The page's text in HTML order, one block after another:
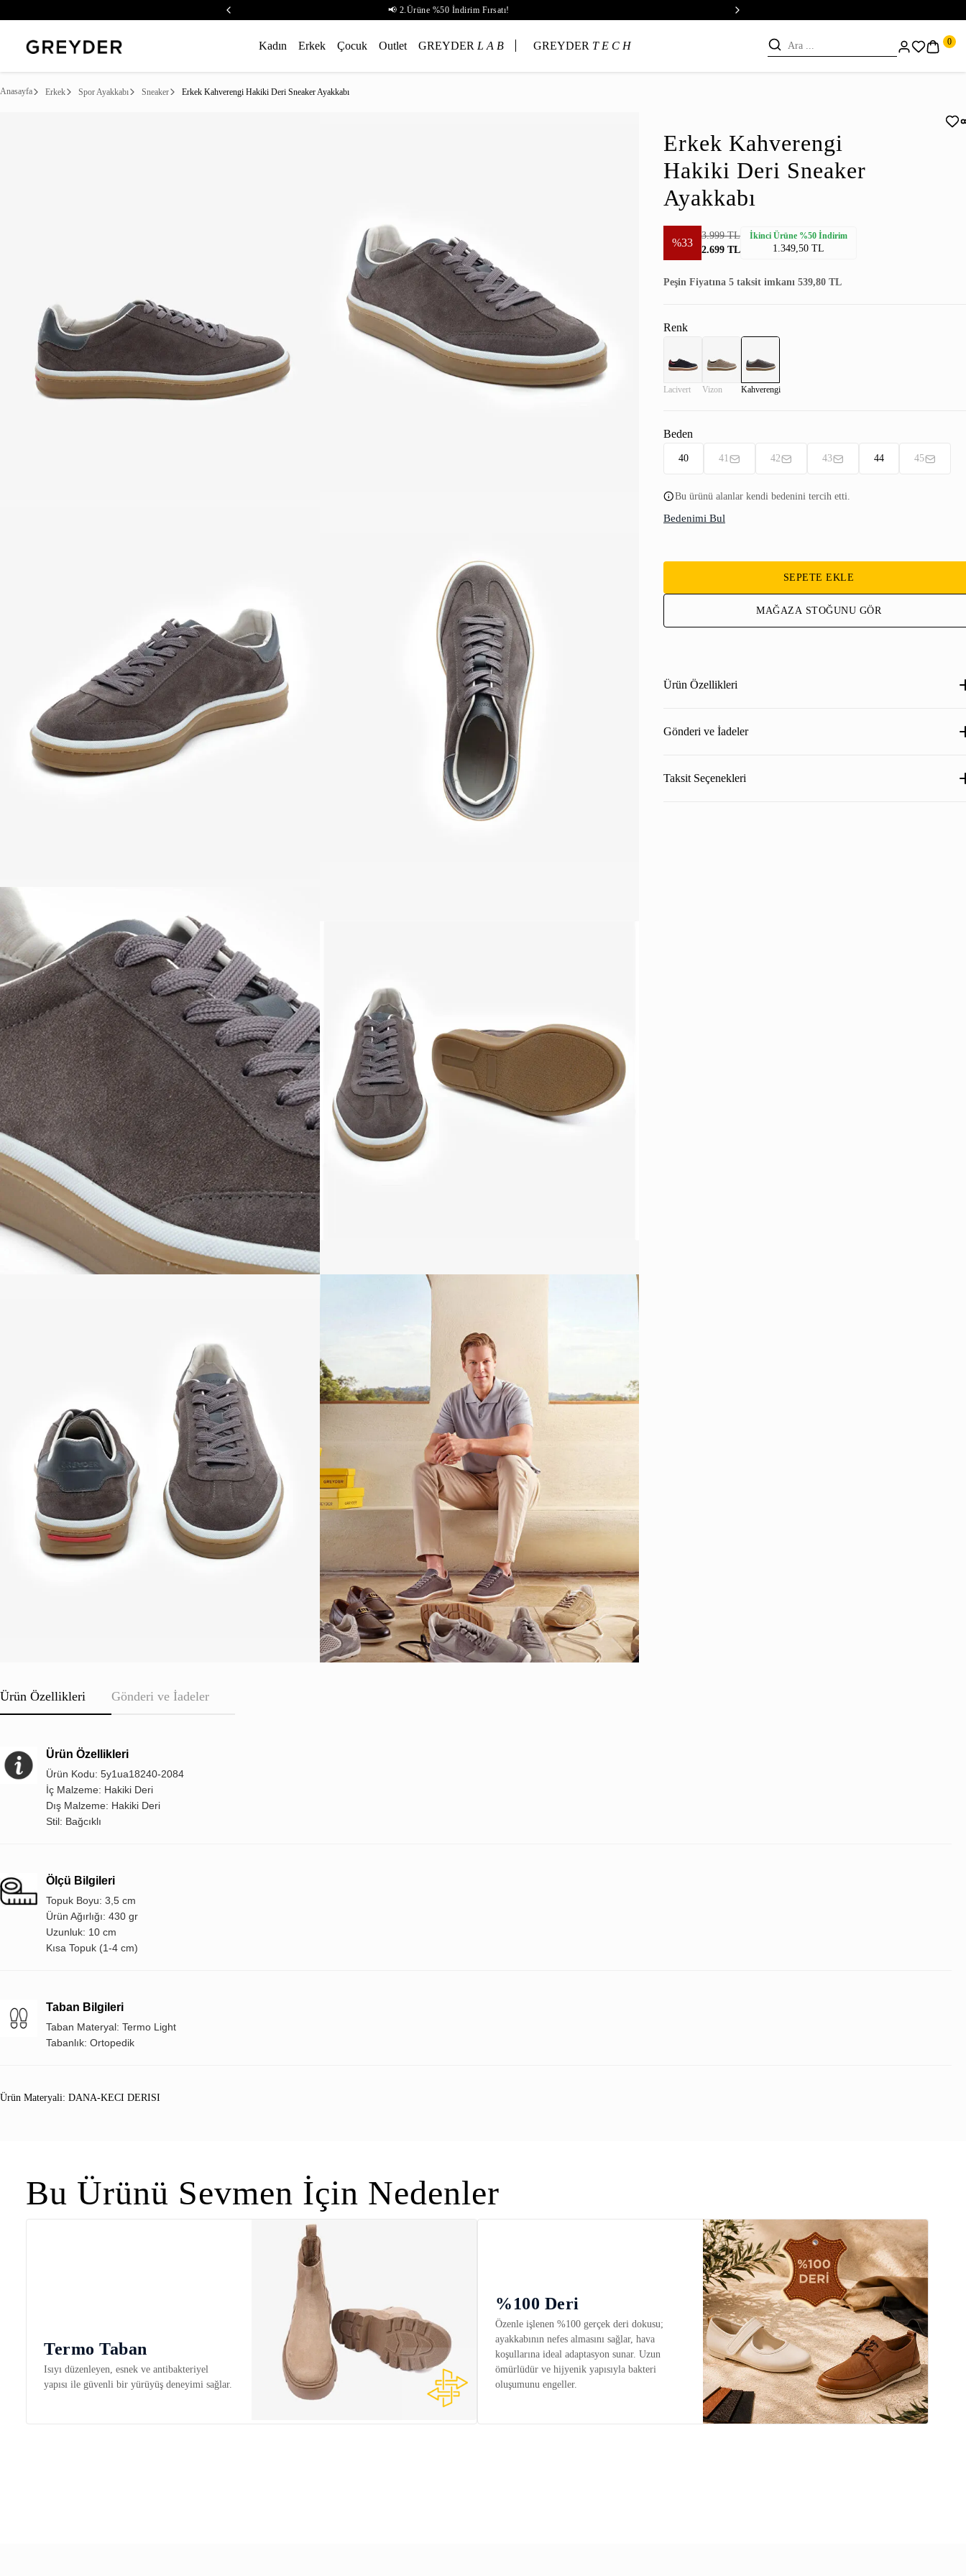
📢 2.Ürüne %50 İndirim Fırsatı!
Kadın Erkek Çocuk Outlet GREYDER L A B GREYDER T E C H 0
Anasayfa Erkek Spor Ayakkabı Sneaker Erkek Kahverengi Hakiki Deri Sneaker Ayakkabı
Erkek Kahverengi
Hakiki Deri Sneaker
Ayakkabı
%33
3.999 TL
2.699 TL
İkinci Ürüne %50 İndirim
1.349,50 TL
Peşin Fiyatına 5 taksit imkanı 539,80 TL
Renk
Lacivert Vizon Kahverengi
Beden
40 41 42 43 44 45
Bu ürünü alanlar kendi bedenini tercih etti.
Bedenimi Bul
SEPETE EKLE
MAĞAZA STOĞUNU GÖR
Ürün Özellikleri
Gönderi ve İadeler
Taksit Seçenekleri
Ürün Özellikleri Gönderi ve İadeler
Ürün Özellikleri
Ürün Kodu: 5y1ua18240-2084
İç Malzeme: Hakiki Deri
Dış Malzeme: Hakiki Deri
Stil: Bağcıklı
Ölçü Bilgileri
Topuk Boyu: 3,5 cm
Ürün Ağırlığı: 430 gr
Uzunluk: 10 cm
Kısa Topuk (1-4 cm)
Taban Bilgileri
Taban Materyal: Termo Light
Tabanlık: Ortopedik
Ürün Materyali: DANA-KECI DERISI
Bu Ürünü Sevmen İçin Nedenler
Termo Taban
Isıyı düzenleyen, esnek ve antibakteriyel
yapısı ile güvenli bir yürüyüş deneyimi sağlar.
%100 Deri
Özenle işlenen %100 gerçek deri dokusu;
ayakkabının nefes almasını sağlar, hava
koşullarına ideal adaptasyon sunar. Uzun
ömürlüdür ve hijyenik yapısıyla bakteri
oluşumunu engeller.